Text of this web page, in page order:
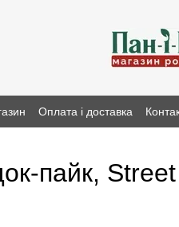
Оплата і доставка
пайк,